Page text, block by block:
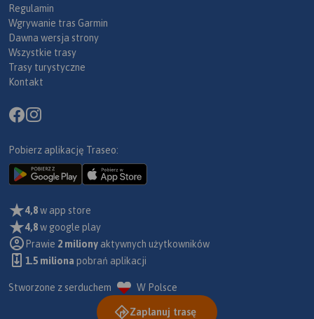
Regulamin
Wgrywanie tras Garmin
Dawna wersja strony
Wszystkie trasy
Trasy turystyczne
Kontakt
Pobierz aplikację Traseo:
4,8w app store
4,8w google play
Prawie 2 miliony aktywnych użytkowników
1.5 miliona pobrań aplikacji
Stworzone z serduchem W Polsce
Zaplanuj trasę